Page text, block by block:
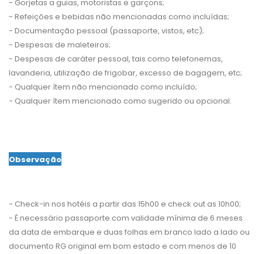
- Gorjetas a guias, motoristas e garçons;
- Refeições e bebidas não mencionadas como incluídas;
- Documentação pessoal (passaporte, vistos, etc);
- Despesas de maleteiros;
- Despesas de caráter pessoal, tais como telefonemas,
lavanderia, utilização de frigobar, excesso de bagagem, etc;
- Qualquer ítem não mencionado como incluído;
- Qualquer ítem mencionado como sugerido ou opcional.
Observação
- Check-in nos hotéis a partir das 15h00 e check out as 10h00;
- É necessário passaporte com validade mínima de 6 meses
da data de embarque e duas folhas em branco lado a lado ou
documento RG original em bom estado e com menos de 10